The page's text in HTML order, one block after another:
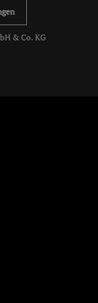
& Co. KG